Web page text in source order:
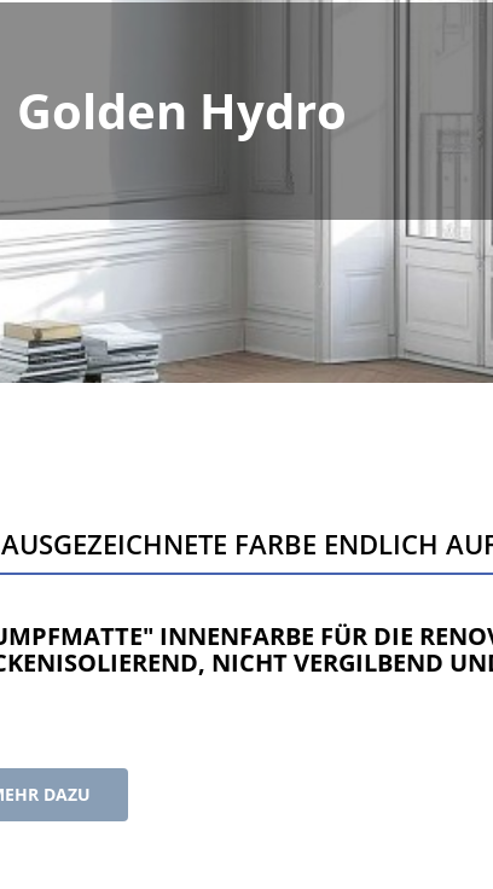
Golden Hydro
FARBE ENDLICH
INNENFARBE FÜR DIE
NICHT VERGILBEND
DAZU